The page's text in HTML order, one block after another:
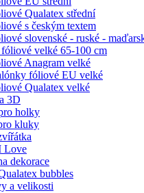
Qualatex střední
s českým textem
slovenské - ruské -
velké 65-100 cm
Anagram velké
fóliové EU velké
Qualatex velké
3D
holky
kluky
Love
dekorace
bubbles
a velikosti